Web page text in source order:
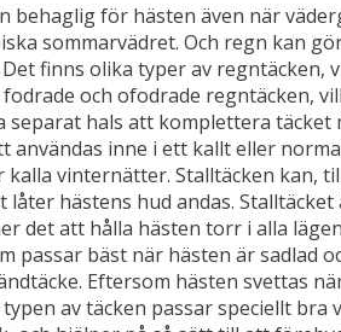
behaglig för hästen även när
sommarvädret. Och regn kan
finns olika typer av
och ofodrade regntäcken,
separat hals att komplettera täcket
användas inne i ett kallt eller
vinternätter. Stalltäcken kan,
låter hästens hud andas.
det att hålla hästen torr i alla
passar bäst när hästen är sadlad
Eftersom hästen svettas
av täcken passar speciellt